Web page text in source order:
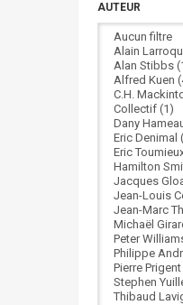
AUTEUR